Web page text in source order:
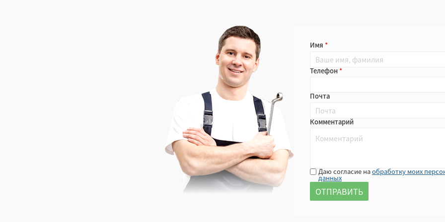
Имя
Телефон
Почта
Комментарий
Даю согласие наобработку моих
данных